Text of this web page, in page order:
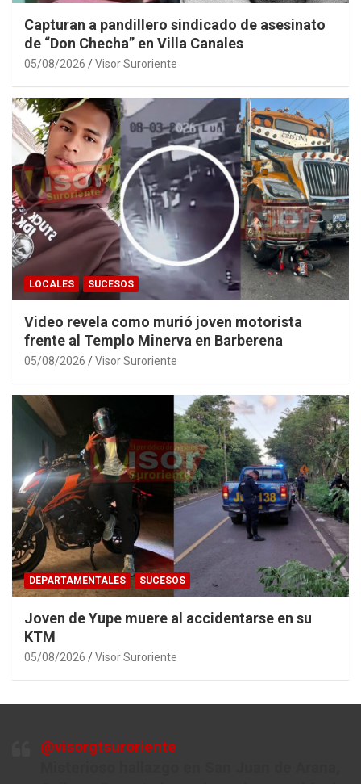
Capturan a pandillero sindicado de asesinato
de “Don Checha” en Villa Canales
05/08/2026 Visor Suroriente
LOCALES SUCESOS
Video revela como murió joven motorista
frente al Templo Minerva en Barberena
05/08/2026 Visor Suroriente
DEPARTAMENTALES SUCESOS
Joven de Yupe muere al accidentarse en su
KTM
05/08/2026 Visor Suroriente
@visorgtsuroriente